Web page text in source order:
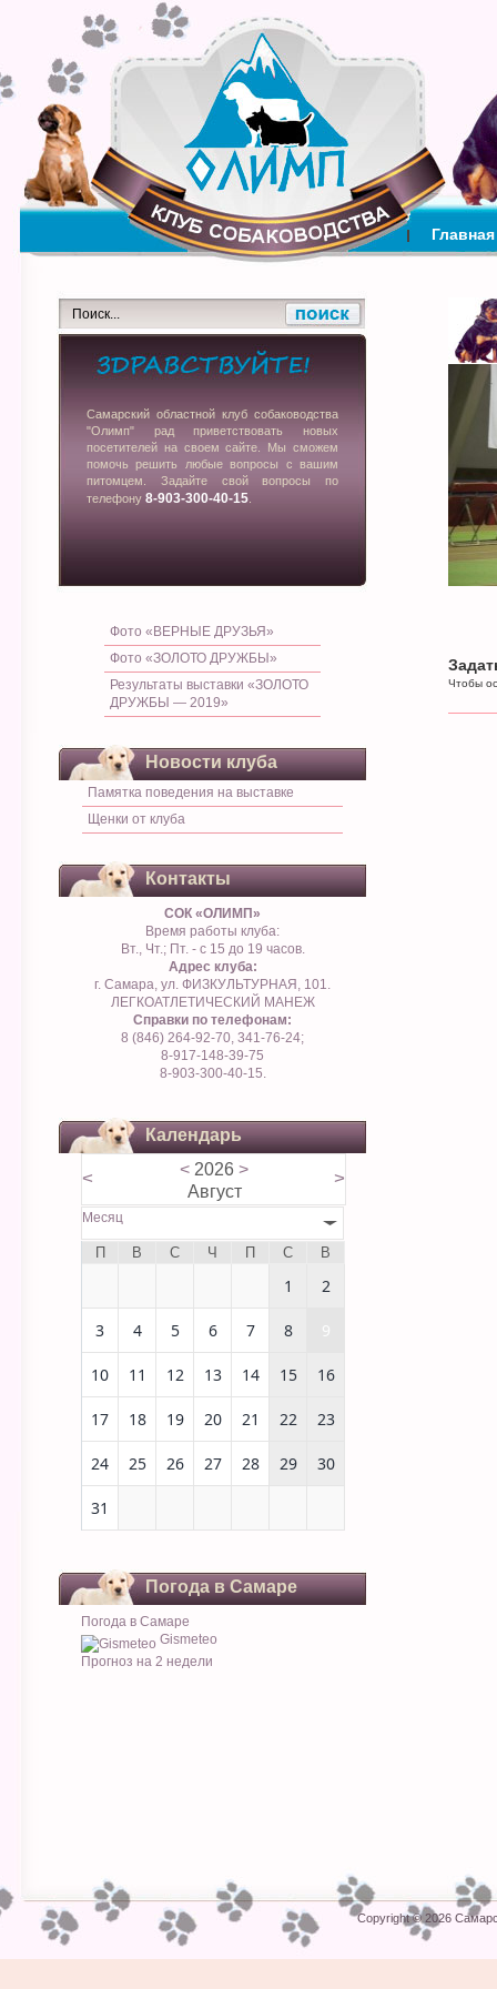
Главная
Самарский областной клуб собаководства
"Олимп" рад приветствовать новых
посетителей на своем сайте. Мы сможем
помочь решить любые вопросы с вашим
питомцем. Задайте свой вопросы по
телефону 8-903-300-40-15
Фото «ВЕРНЫЕ ДРУЗЬЯ»
Фото «ЗОЛОТО ДРУЖБЫ»
Результаты выставки «ЗОЛОТО
ДРУЖБЫ — 2019»
Новости клуба
Памятка поведения на выставке
Щенки от клуба
Контакты
СОК «ОЛИМП»
Время работы клуба:
Вт., Чт.; Пт. - с 15 до 19 часов.
Адрес клуба:
г. Самара, ул. ФИЗКУЛЬТУРНАЯ, 101.
ЛЕГКОАТЛЕТИЧЕСКИЙ МАНЕЖ
Справки по телефонам:
8 (846) 264-92-70, 341-76-24;
8-917-148-39-75
8-903-300-40-15.
Календарь
< < 2026 >
Август
>
Месяц
П В С Ч П С В
1 2
3 4 5 6 7 8 9
10 11 12 13 14 15 16
17 18 19 20 21 22 23
24 25 26 27 28 29 30
31
Погода в Самаре
Погода в Самаре
Gismeteo
Прогноз на 2 недели
Чтобы
Copyright © 2026